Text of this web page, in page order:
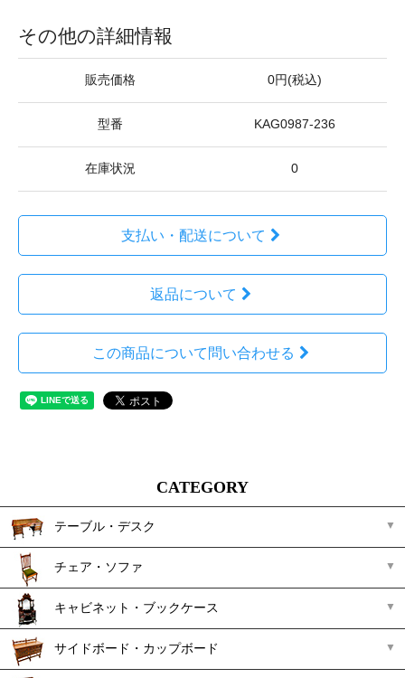
その他の詳細情報
販売価格 0円(税込)
型番 KAG0987-236
在庫状況 0
支払い・配送について
返品について
この商品について問い合わせる
CATEGORY
テーブル・デスク
チェア・ソファ
キャビネット・ブックケース
サイドボード・カップボード